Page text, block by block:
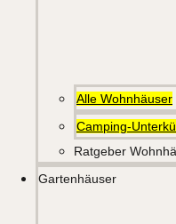
Alle Wohnhäuser
Camping-
Ratgeber
Gartenhäuser